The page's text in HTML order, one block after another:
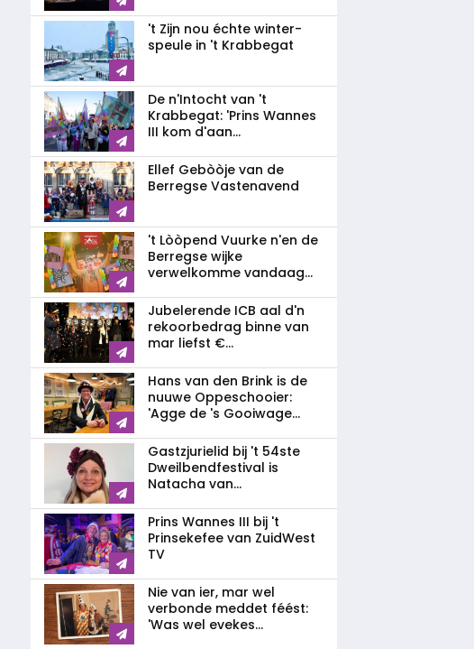
't Zijn nou échte winter-
speule in 't Krabbegat
De n'Intocht van 't
Krabbegat: 'Prins Wannes
III kom d'aan...
Ellef Gebòòje van de
Berregse Vastenavend
't Lòòpend Vuurke n'en de
Berregse wijke
verwelkomme vandaag...
Jubelerende ICB aal d'n
rekoorbedrag binne van
mar liefst €...
Hans van den Brink is de
nuuwe Oppeschooier:
'Agge de 's Gooiwage...
Gastzjurielid bij 't 54ste
Dweilbendfestival is
Natacha van...
Prins Wannes III bij 't
Prinsekefee van ZuidWest
TV
Nie van ier, mar wel
verbonde meddet féést:
'Was wel evekes...